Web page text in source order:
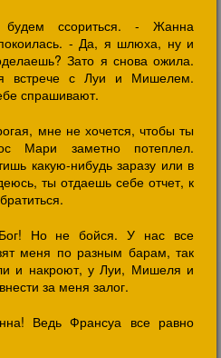
ссориться. - Жанна
- Да, я шлюха, ну и
Зато я снова ожила.
встрече с Луи и Мишелем.
спрашивают.
мне не хочется, чтобы ты
Мари заметно потеплел.
какую-нибудь заразу или в
ты отдаешь себе отчет, к
Но не бойся. У нас все
меня по разным барам, так
и накроют, у Луи, Мишеля и
за меня залог.
Ведь Франсуа все равно